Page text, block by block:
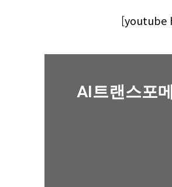
[youtube
AI트랜스포